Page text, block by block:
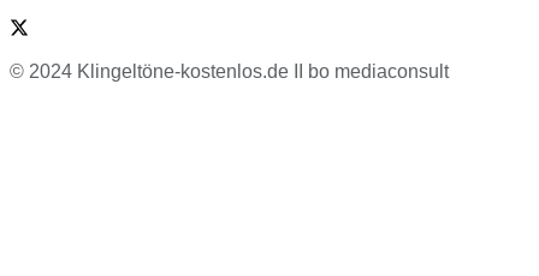
© 2024 Klingeltöne-kostenlos.de II bo mediaconsult